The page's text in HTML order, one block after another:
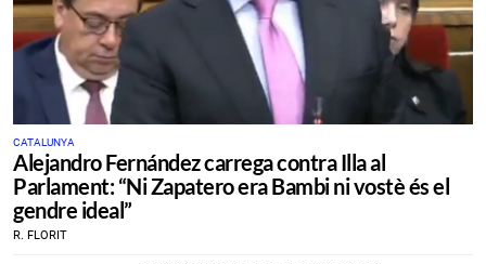
CATALUNYA
Alejandro Fernández carrega contra Illa al
Parlament: “Ni Zapatero era Bambi ni vostè és el
gendre ideal”
R. FLORIT